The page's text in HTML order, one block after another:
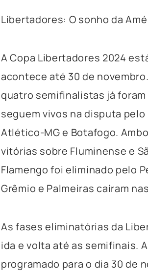
Libertadores: O sonho da
A Copa Libertadores 2024
acontece até 30 de
quatro semifinalistas já
seguem vivos na disputa
Atlético-MG e Botafogo.
vitórias sobre Fluminense e
Flamengo foi eliminado pelo
Grêmio e Palmeiras caíram
As fases eliminatórias da
ida e volta até as semifinais.
programado para o dia 30 de